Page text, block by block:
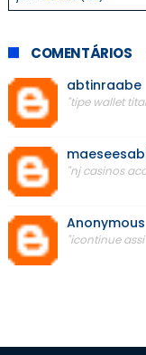
COMENTÁRIOS
abtinraabe
"tipe wallet
"nj casinos
Anonymous
"icontinue